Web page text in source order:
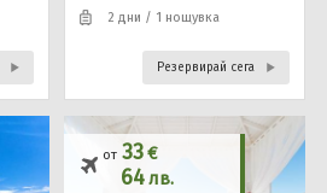
2 дни / 1 нощувка
Резервирай сега
от 33€
64лв.